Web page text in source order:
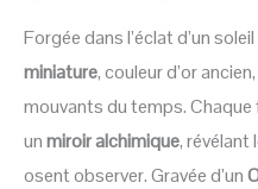
Forgée dans l’éclat d’un
miniature, couleur d’or
mouvants du temps.
unmiroir alchimique, révélant
osent observer. Gravée d’un